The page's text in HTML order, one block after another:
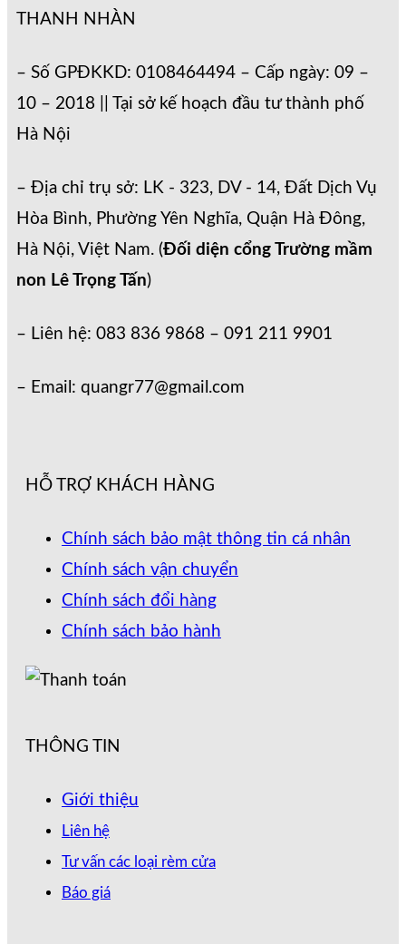
THANH NHÀN
– Số GPĐKKD: 0108464494 – Cấp ngày: 09 –
10 – 2018 || Tại sở kế hoạch đầu tư thành phố
Hà Nội
– Địa chỉ trụ sở: LK - 323, DV - 14, Đất Dịch Vụ
Hòa Bình, Phường Yên Nghĩa, Quận Hà Đông,
Hà Nội, Việt Nam. (Đối diện cổng Trường mầm
non Lê Trọng Tấn)
– Liên hệ: 083 836 9868 – 091 211 9901
– Email: quangr77@gmail.com
HỖ TRỢ KHÁCH HÀNG
Chính sách bảo mật thông tin cá nhân
Chính sách vận chuyển
Chính sách đổi hàng
Chính sách bảo hành
THÔNG TIN
Giới thiệu
Liên hệ
Tư vấn các loại rèm cửa
Báo giá